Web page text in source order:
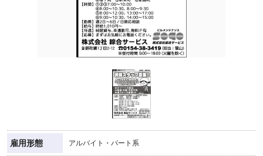
雇用形態 アルバイト・パート系